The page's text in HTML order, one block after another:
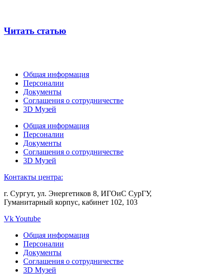
Читать статью
Общая информация
Персоналии
Документы
Соглашения о сотрудничестве
3D Музей
Общая информация
Персоналии
Документы
Соглашения о сотрудничестве
3D Музей
Контакты центра:
г. Сургут, ул. Энергетиков 8, ИГОиС СурГУ,
Гуманитарный корпус, кабинет 102, 103
VkYoutube
Общая информация
Персоналии
Документы
Соглашения о сотрудничестве
3D Музей